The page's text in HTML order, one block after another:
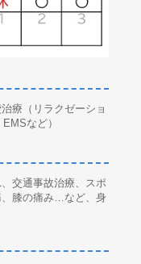
療（リラクゼーショ
など）
交通事故治療、スポ
、膝の痛み…など、身